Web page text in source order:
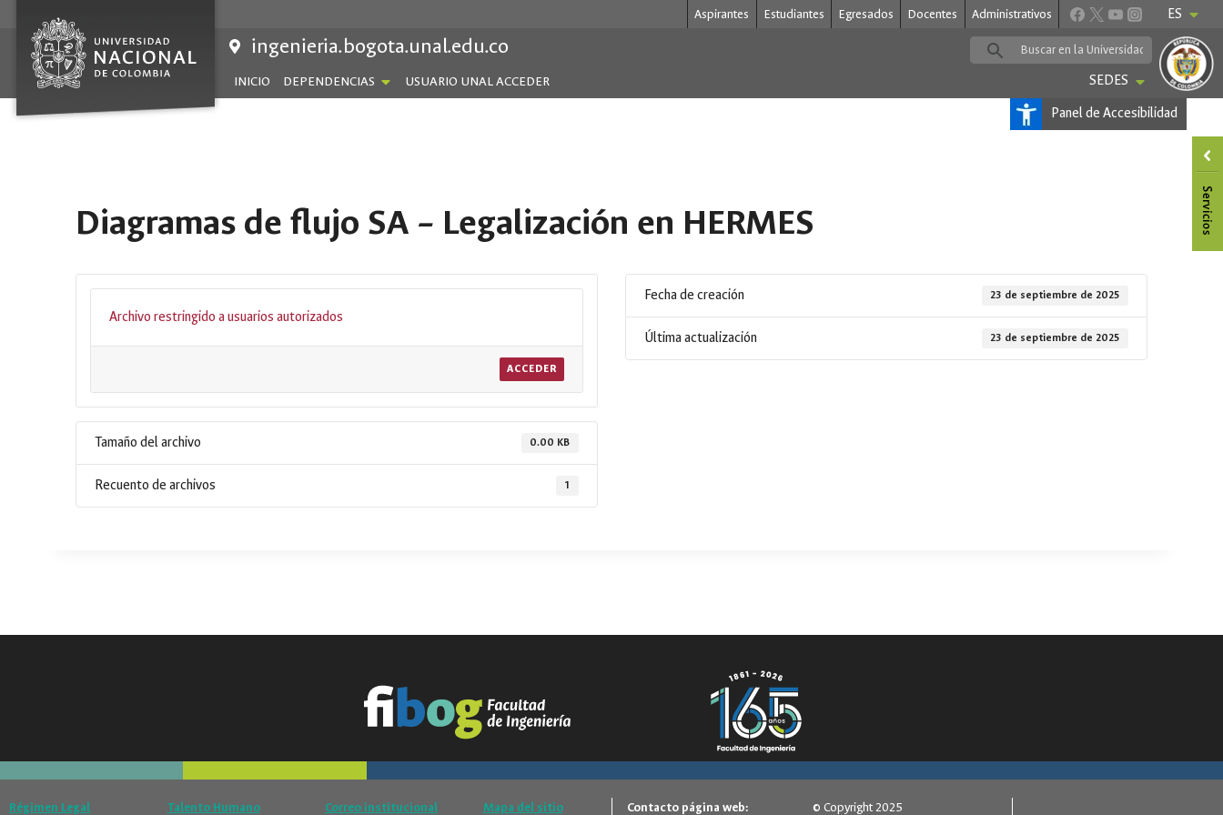
contenido
Aspirantes Estudiantes Egresados Docentes Administrativos ES
ingenieria.bogota.unal.edu.co
INICIO DEPENDENCIAS USUARIO UNAL ACCEDER
SEDES
Panel de Accesibilidad
Diagramas de flujo SA – Legalización en HERMES
Archivo restringido a usuarios autorizados
ACCEDER
Tamaño del archivo 0.00 KB
Recuento de archivos 1
Fecha de creación 23 de septiembre de 2025
Última actualización 23 de septiembre de 2025
Régimen Legal Talento Humano Correo institucional Mapa del sitio Contacto página web: © Copyright 2025